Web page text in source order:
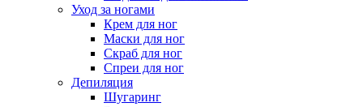
Уход за ногами
Крем для ног
Маски для ног
Скраб для ног
Спреи для ног
Депиляция
Шугаринг